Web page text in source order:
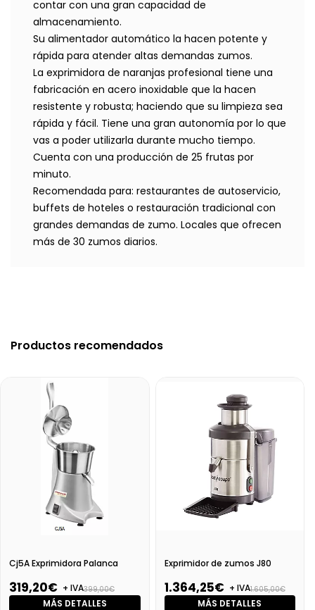
contar con una gran capacidad de
almacenamiento.
Su alimentador automático la hacen potente y
rápida para atender altas demandas zumos.
La exprimidora de naranjas profesional tiene una
fabricación en acero inoxidable que la hacen
resistente y robusta; haciendo que su limpieza sea
rápida y fácil. Tiene una gran autonomía por lo que
vas a poder utilizarla durante mucho tiempo.
Cuenta con una producción de 25 frutas por
minuto.
Recomendada para: restaurantes de autoservicio,
buffets de hoteles o restauración tradicional con
grandes demandas de zumo. Locales que ofrecen
más de 30 zumos diarios.
Productos recomendados
Cj5A Exprimidora Palanca
319,20€ + IVA399,00€
MÁS DETALLES
Exprimidor de zumos J80
1.364,25€ + IVA1.605,00€
MÁS DETALLES